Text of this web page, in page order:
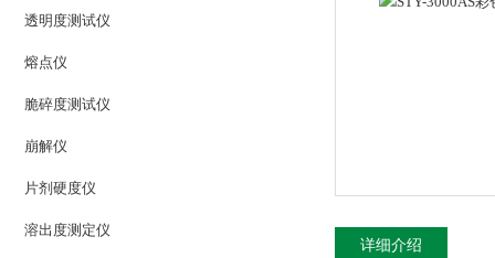
透明度测试仪
熔点仪
脆碎度测试仪
崩解仪
片剂硬度仪
溶出度测定仪
详细介绍